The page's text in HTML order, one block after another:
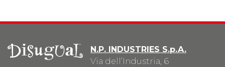
N.P. INDUSTRIES S.p.A.
Via dell’Industria, 6